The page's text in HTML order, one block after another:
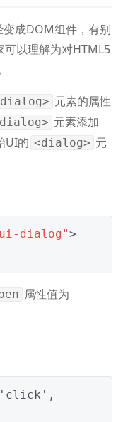
成DOM组件，有别
以理解为对HTML5
元素的属性
元素添加
UI的 <dialog> 元
dialog">
属性值为